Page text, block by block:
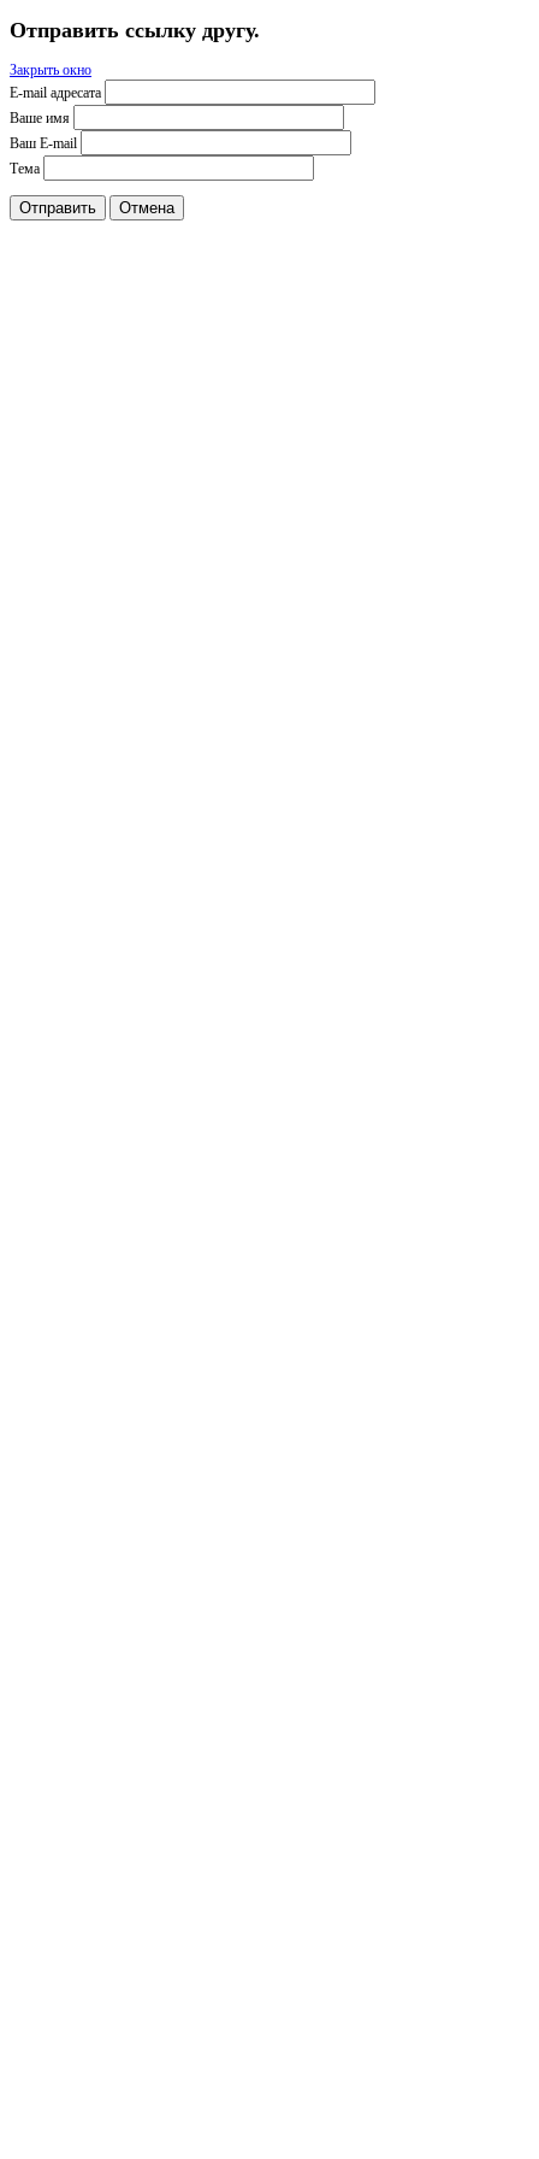
Отправить ссылку другу.
Закрыть окно
E-mail адресата
Ваше имя
Ваш E-mail
Тема
Отправить Отмена